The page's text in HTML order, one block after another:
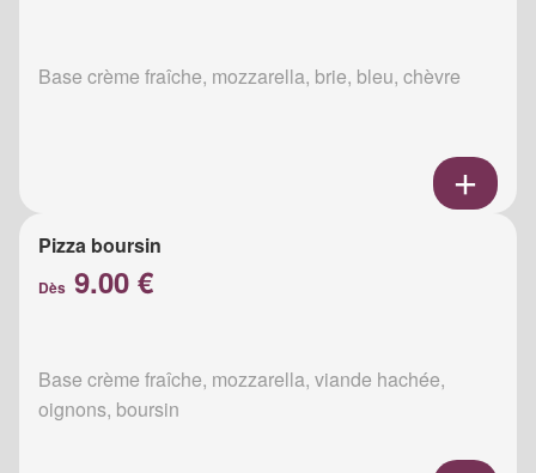
Base crème fraîche, mozzarella, brie, bleu, chèvre
Pizza boursin
Dès 9.00 €
Base crème fraîche, mozzarella, viande hachée,
oignons, boursin